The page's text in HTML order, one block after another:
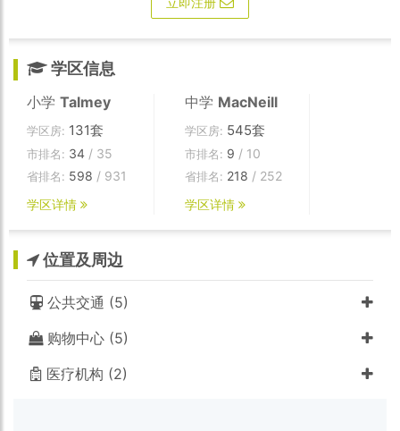
学区信息
小学 Talmey
学区房: 131套
市排名: 34 / 35
省排名: 598 / 931
学区详情
中学 MacNeill
学区房: 545套
市排名: 9 / 10
省排名: 218 / 252
学区详情
位置及周边
公共交通 (5)
购物中心 (5)
医疗机构 (2)